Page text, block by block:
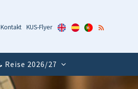
Kontakt KUS-Flyer
KUS-
Flyer
KUS-
Flyer
KUS-
Flyer
RSS-
Reise 2026/27